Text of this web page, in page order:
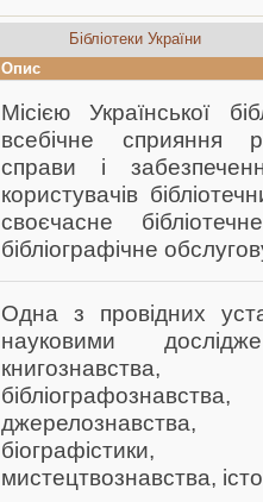
Бібліотеки України
Опис
Місією Української
всебічне сприяння
справи і
користувачів
своєчасне
бібліографічне
Одна з провідних
науковими
книгознавства,
джерелознавства,
мистецтвознавства,